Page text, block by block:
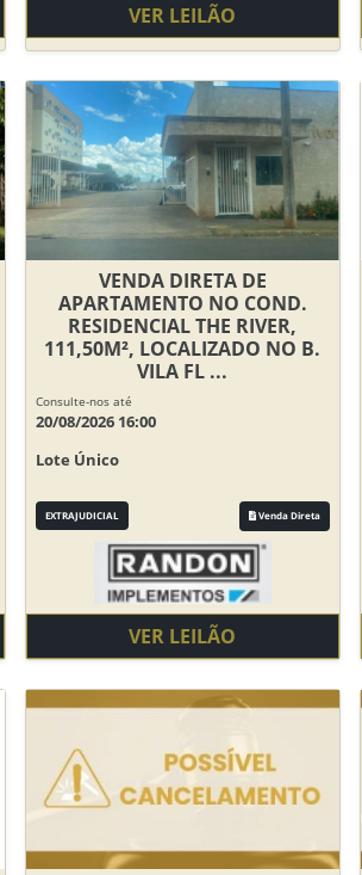
VER LEILÃO
VENDA DIRETA DE
APARTAMENTO NO COND.
RESIDENCIAL THE RIVER,
111,50M², LOCALIZADO NO B.
VILA FL ...
Consulte-nos até
20/08/2026 16:00
Lote Único
EXTRAJUDICIAL Venda Direta
VER LEILÃO